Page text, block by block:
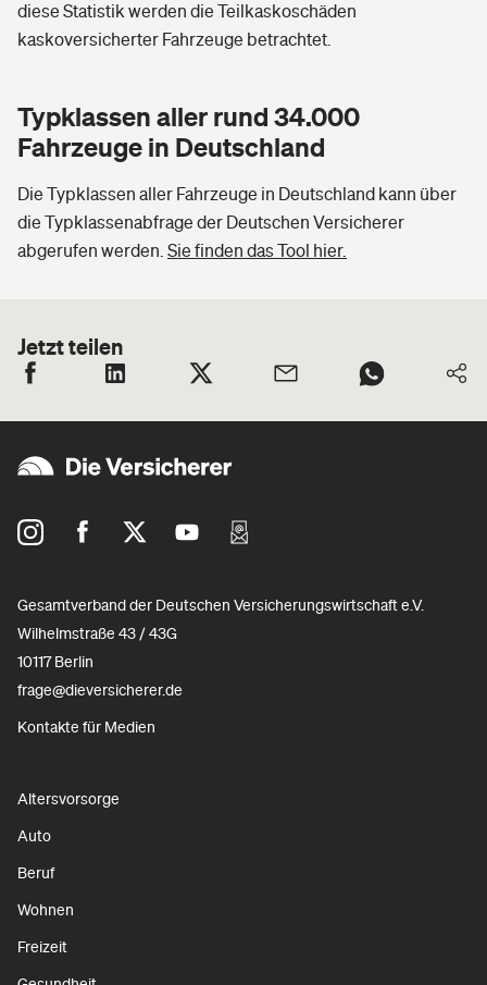
diese Statistik werden die Teilkaskoschäden
kaskoversicherter Fahrzeuge betrachtet.
Typklassen aller rund 34.000
Fahrzeuge in Deutschland
Die Typklassen aller Fahrzeuge in Deutschland kann über
die Typklassenabfrage der Deutschen Versicherer
abgerufen werden. Sie finden das Tool hier.
Jetzt teilen
Gesamtverband der Deutschen Versicherungswirtschaft e.V.
Wilhelmstraße 43 / 43G
10117 Berlin
frage@dieversicherer.de
Kontakte für Medien
Altersvorsorge
Auto
Beruf
Wohnen
Freizeit